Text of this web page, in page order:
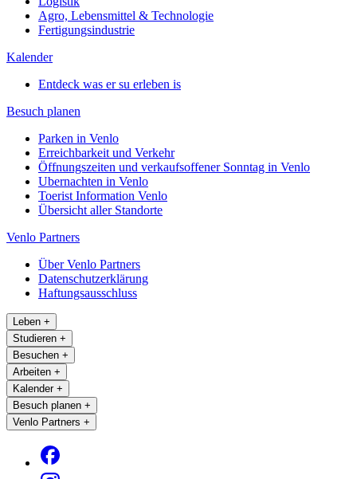
Agro, Lebensmittel & Technologie
Fertigungsindustrie
Kalender
Entdeck was er su erleben is
Besuch planen
Parken in Venlo
Erreichbarkeit und Verkehr
Öffnungszeiten und verkaufsoffener Sonntag in Venlo
Ubernachten in Venlo
Toerist Information Venlo
Übersicht aller Standorte
Venlo Partners
Über Venlo Partners
Datenschutzerklärung
Haftungsausschluss
Leben +
Studieren +
Besuchen +
Arbeiten +
Kalender +
Besuch planen +
Venlo Partners +